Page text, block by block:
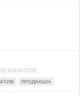
ПРОДАКШН